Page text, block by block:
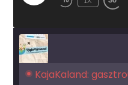
EPISODE
KajaKaland: